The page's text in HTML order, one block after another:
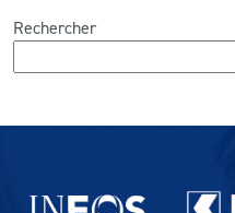
Rechercher
Partenaires du lausanne-Sport